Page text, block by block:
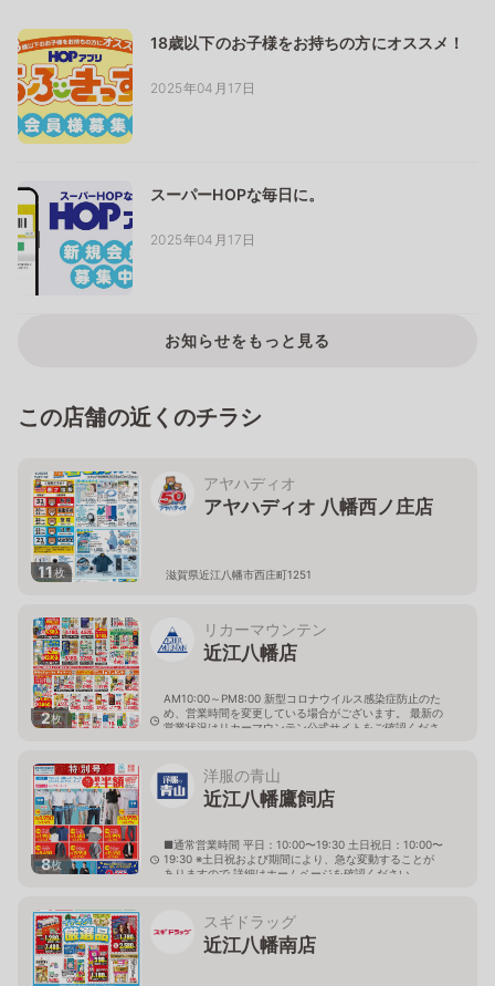
18歳以下のお子様をお持ちの方にオススメ！
2025年04月17日
スーパーHOPな毎日に。
2025年04月17日
お知らせをもっと見る
この店舗の近くのチラシ
11枚
アヤハディオ
アヤハディオ 八幡西ノ庄店
滋賀県近江八幡市西庄町1251
2枚
リカーマウンテン
近江八幡店
AM10:00～PM8:00 新型コロナウイルス感染症防止のた
め、営業時間を変更している場合がございます。 最新の
営業状況はリカーマウンテン公式サイトをご確認くださ
8枚
洋服の青山
近江八幡鷹飼店
■通常営業時間 平日：10:00〜19:30 土日祝日：10:00〜
19:30 ※土日祝および期間により、急な変動することが
ありますので 詳細はホームページを確認ください
スギドラッグ
近江八幡南店